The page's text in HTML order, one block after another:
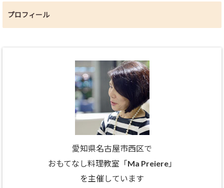
プロフィール
愛知県名古屋市西区で
おもてなし料理教室「Ma Preiere」
を主催しています